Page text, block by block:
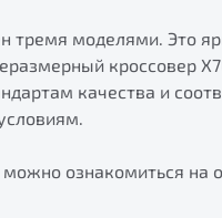
тремя моделями. Это
кроссовер
качества и
ознакомиться на